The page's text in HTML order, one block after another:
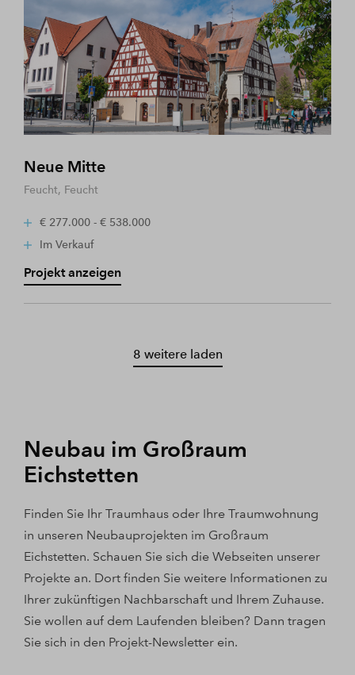
Neue Mitte
Feucht, Feucht
€ 277.000 - € 538.000
Im Verkauf
Projekt anzeigen
8 weitere laden
Neubau im Großraum
Eichstetten
Finden Sie Ihr Traumhaus oder Ihre Traumwohnung
in unseren Neubauprojekten im Großraum
Eichstetten. Schauen Sie sich die Webseiten unserer
Projekte an. Dort finden Sie weitere Informationen zu
Ihrer zukünftigen Nachbarschaft und Ihrem Zuhause.
Sie wollen auf dem Laufenden bleiben? Dann tragen
Sie sich in den Projekt-Newsletter ein.